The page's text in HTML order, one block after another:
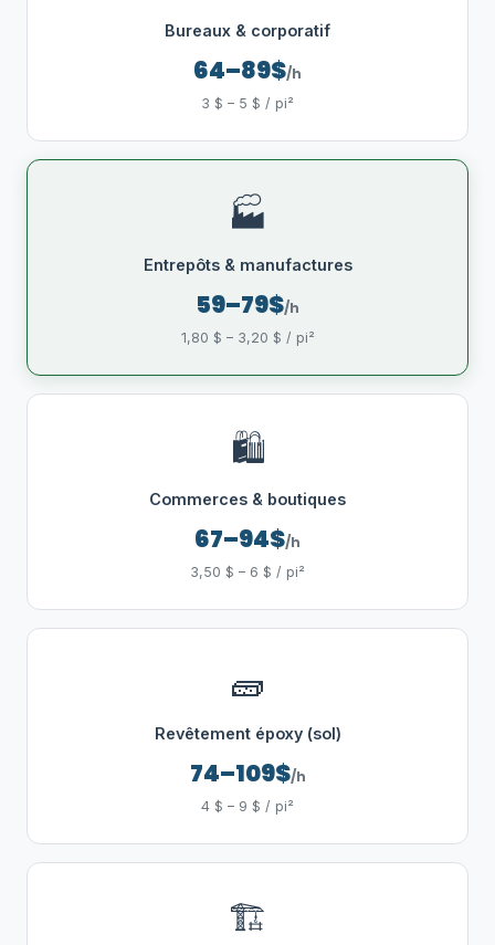
Bureaux & corporatif
64–89$/h
3 $ – 5 $ / pi²
🏭
Entrepôts & manufactures
59–79$/h
1,80 $ – 3,20 $ / pi²
🛍️
Commerces & boutiques
67–94$/h
3,50 $ – 6 $ / pi²
🧱
Revêtement époxy (sol)
74–109$/h
4 $ – 9 $ / pi²
🏗️